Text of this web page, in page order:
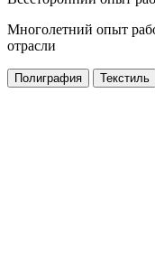
Многолетний опыт
отрасли
Полиграфия Текстиль